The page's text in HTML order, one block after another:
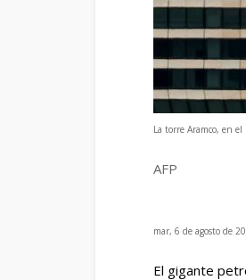
La torre Aramco, en
AFP
mar, 6 de agosto de
El gigante